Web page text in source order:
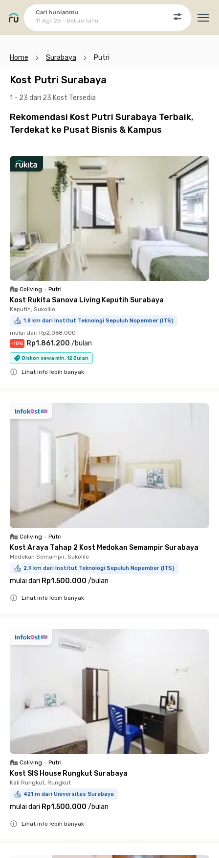
Cari hunianmu
11 Agt 26 - Belum tahu
Home Surabaya Putri
Kost Putri Surabaya
1 - 23 dari 23 Kost Tersedia
Rekomendasi Kost Putri Surabaya Terbaik,
Terdekat ke Pusat Bisnis & Kampus
Coliving • Putri
Kost Rukita Sanova Living Keputih Surabaya
Keputih, Sukolilo
1.8 km dari Institut Teknologi Sepuluh Nopember (ITS)
mulai dari Rp2.068.000
-10% Rp1.861.200 /bulan
Diskon sewa min. 12 Bulan
Lihat info lebih banyak
Coliving • Putri
Kost Araya Tahap 2 Kost Medokan Semampir Surabaya
Medokan Semampir, Sukolilo
2.9 km dari Institut Teknologi Sepuluh Nopember (ITS)
mulai dari Rp1.500.000 /bulan
Lihat info lebih banyak
Coliving • Putri
Kost SIS House Rungkut Surabaya
Kali Rungkut, Rungkut
421 m dari Universitas Surabaya
mulai dari Rp1.500.000 /bulan
Lihat info lebih banyak